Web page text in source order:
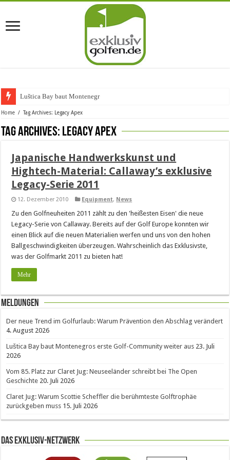
Luštica Bay baut Montenegros e
Home / Tag Archives: Legacy Apex
Tag Archives: Legacy Apex
Japanische Handwerkskunst und
Hightech-Material: Callaway’s exklusive
Legacy-Serie 2011
12. Dezember 2010 Equipment, News
Zu den Golfneuheiten 2011 zählt zu den 'heißesten Eisen' die neue
Legacy-Serie von Callaway. Bereits auf der Golf Europe konnten wir
einen Blick auf die neuen Materialien werfen und uns von den hohen
Ballgeschwindigkeiten überzeugen. Wahrscheinlich das Exklusivste,
was der Golfmarkt 2011 zu bieten hat!
Mehr
Meldungen
Der neue Trend im Golfurlaub: Warum Prävention den Abschlag verändert
4. August 2026
Luštica Bay baut Montenegros erste Golf-Community weiter aus 23. Juli
2026
Vom 85. Platz zur Claret Jug: Neuseeländer schreibt bei The Open
Geschichte 20. Juli 2026
Claret Jug: Warum Scottie Scheffler die berühmteste Golftrophäe
zurückgeben muss 15. Juli 2026
Das Exklusiv-Netzwerk